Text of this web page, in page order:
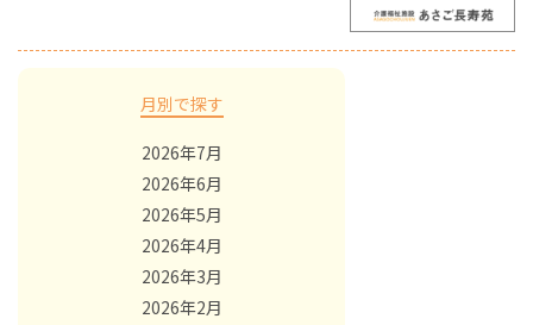
月別で探す
2026年7月
2026年6月
2026年5月
2026年4月
2026年3月
2026年2月